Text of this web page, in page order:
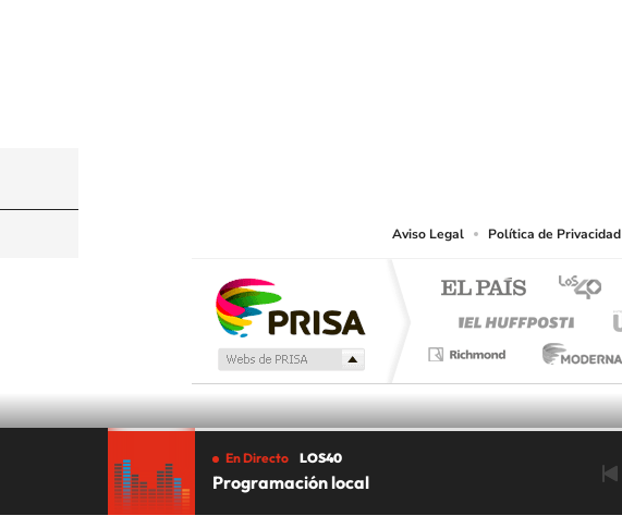
Aviso Legal Política de Privacidad
En Directo LOS40
Programación local